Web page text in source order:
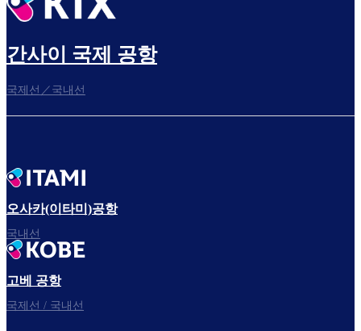
간사이 국제 공항
국제선／국내선
오사카(이타미)공항
국내선
고베 공항
국제선 / 국내선